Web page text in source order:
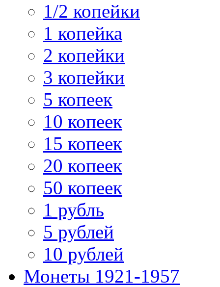
1/2 копейки
1 копейка
2 копейки
3 копейки
5 копеек
10 копеек
15 копеек
20 копеек
50 копеек
1 рубль
5 рублей
10 рублей
Монеты 1921-1957